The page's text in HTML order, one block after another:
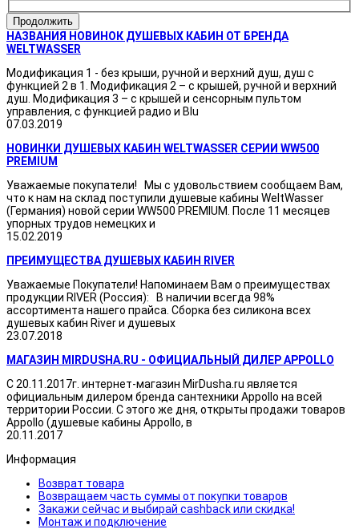
Продолжить
НАЗВАНИЯ НОВИНОК ДУШЕВЫХ КАБИН ОТ БРЕНДА
WELTWASSER
Модификация 1 - без крыши, ручной и верхний душ, душ с
функцией 2 в 1. Модификация 2 – с крышей, ручной и верхний
душ. Модификация 3 – с крышей и сенсорным пультом
управления, с функцией радио и Blu
07.03.2019
НОВИНКИ ДУШЕВЫХ КАБИН WELTWASSER СЕРИИ WW500
PREMIUM
Уважаемые покупатели! Мы с удовольствием сообщаем Вам,
что к нам на склад поступили душевые кабины WeltWasser
(Германия) новой серии WW500 PREMIUM. После 11 месяцев
упорных трудов немецких и
15.02.2019
ПРЕИМУЩЕСТВА ДУШЕВЫХ КАБИН RIVER
Уважаемые Покупатели! Напоминаем Вам о преимуществах
продукции RIVER (Россия): В наличии всегда 98%
ассортимента нашего прайса. Сборка без силикона всех
душевых кабин River и душевых
23.07.2018
МАГАЗИН MIRDUSHA.RU - ОФИЦИАЛЬНЫЙ ДИЛЕР APPOLLO
С 20.11.2017г. интернет-магазин MirDusha.ru является
официальным дилером бренда сантехники Appollo на всей
территории России. С этого же дня, открыты продажи товаров
Appollo (душевые кабины Appollo, в
20.11.2017
Информация
Возврат товара
Возвращаем часть суммы от покупки товаров
Закажи сейчас и выбирай cashback или скидка!
Монтаж и подключение